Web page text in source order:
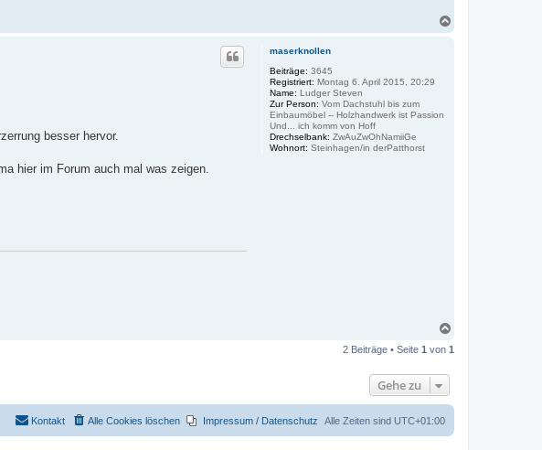
maserknollen
Beiträge: 3645
Registriert: Montag 6. April 2015, 20:29
Name: Ludger Steven
Zur Person: Vom Dachstuhl bis zum
Einbaumöbel -- Holzhandwerk ist Passion
Und... ich komm von Hoff
Drechselbank: ZwAuZwOhNamiiGe
Wohnort: Steinhagen/in derPatthorst
besser hervor.
hier im Forum auch mal was zeigen.
c
2 Beiträge • Seite 1 von 1
Gehe zu
Alle Zeiten sind UTC+01:00
Impressum / Datenschutz
Alle Cookies löschen
Kontakt